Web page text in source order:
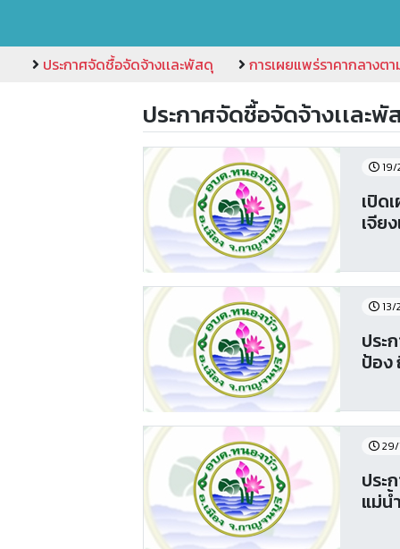
ประกาศจัดชื้อจัดจ้างเเละพัสดุ การเผยแพร่ราคากลางต
ประกาศจัดชื้อจัดจ้างเเละพั
19/
เปิด
เจีย
13/
ประ
ป้อง
29/
ประ
แม่น้